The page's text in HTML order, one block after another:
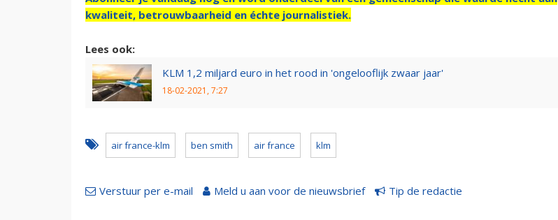
kwaliteit, betrouwbaarheid en échte journalistiek.
Lees ook:
KLM 1,2 miljard euro in het rood in 'ongelooflijk zwaar jaar'
18-02-2021, 7:27
air france-klm ben smith air france klm
Verstuur per e-mail Meld u aan voor de nieuwsbrief Tip de redactie